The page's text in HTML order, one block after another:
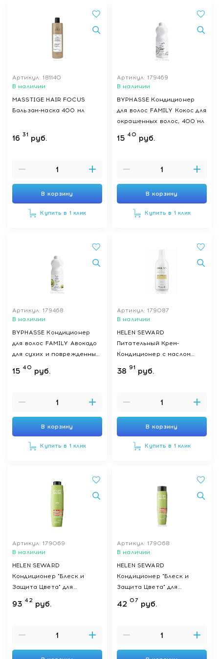
Артикул: 181140
В наличии
MASSTIGE HAIR FOCUS
Бальзам-маска 400 мл
16 31 руб.
В корзину
Купить в 1 клик
Артикул: 179469
В наличии
BYPHASSE Кондиционер
для волос FAMILY Кокос для
окрашенных волос, 400 мл
15 40 руб.
В корзину
Купить в 1 клик
Артикул: 179468
В наличии
BYPHASSE Кондиционер
для волос FAMILY Авокадо
для сухих и поврежденных
волос, 400 мл
15 40 руб.
В корзину
Купить в 1 клик
Артикул: 179087
В наличии
HELEN SEWARD
Питательный Крем-
Кондиционер с маслом
карите EMULPON SALON,
1000 мл
38 91 руб.
В корзину
Купить в 1 клик
Артикул: 179069
В наличии
HELEN SEWARD
Кондиционер "Блеск и
Защита Цвета" для
окрашенных и химически
обработанных волос
CONDITIONER 5/C, 1000 мл
93 42 руб.
Артикул: 179068
В наличии
HELEN SEWARD
Кондиционер "Блеск и
Защита Цвета" для
окрашенных и химически
обработанных волос
CONDITIONER 5/C, 300 мл
42 07 руб.